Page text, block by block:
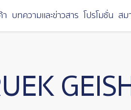
บทความและข่าวสาร โปรโมชั่น สม